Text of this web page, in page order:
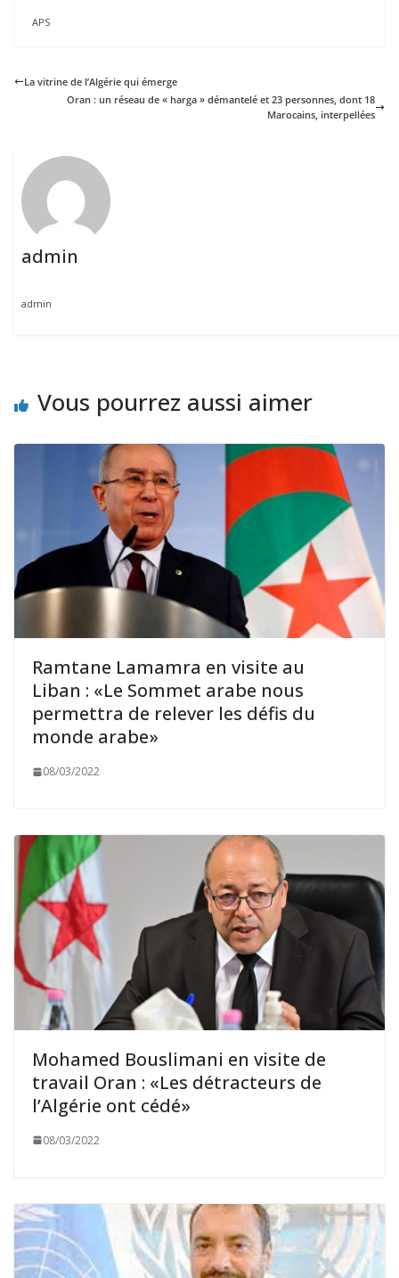
APS
La vitrine de l’Algérie qui émerge
Oran : un réseau de « harga » démantelé et 23 personnes, dont 18
Marocains, interpellées
admin
admin
Vous pourrez aussi aimer
Ramtane Lamamra en visite au
Liban : «Le Sommet arabe nous
permettra de relever les défis du
monde arabe»
08/03/2022
Mohamed Bouslimani en visite de
travail Oran : «Les détracteurs de
l’Algérie ont cédé»
08/03/2022